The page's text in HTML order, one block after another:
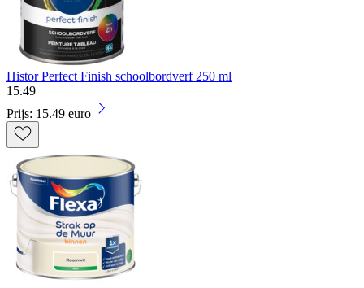
Histor Perfect Finish schoolbordverf 250 ml
15.49
Prijs: 15.49 euro